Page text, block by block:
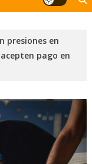
presiones en
pago en